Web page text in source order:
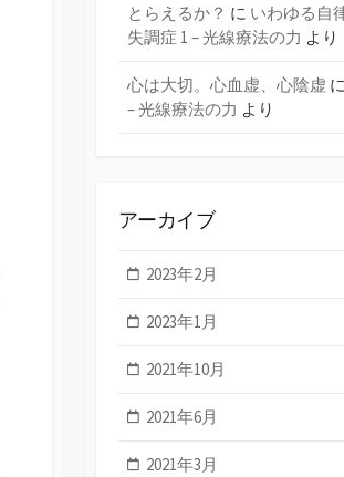
とらえるか？ に いわゆる自
失調症 1 – 光線療法の力 より
心は大切。心血虚、心陰虚 に
– 光線療法の力 より
アーカイブ
2023年2月
2023年1月
2021年10月
2021年6月
2021年3月